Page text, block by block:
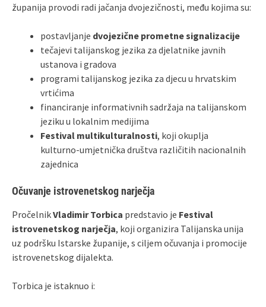
županija provodi radi jačanja dvojezičnosti, među kojima su:
postavljanje dvojezične prometne signalizacije
tečajevi talijanskog jezika za djelatnike javnih
ustanova i gradova
programi talijanskog jezika za djecu u hrvatskim
vrtićima
financiranje informativnih sadržaja na talijanskom
jeziku u lokalnim medijima
Festival multikulturalnosti, koji okuplja
kulturno‑umjetnička društva različitih nacionalnih
zajednica
Očuvanje istrovenetskog narječja
PročelnikVladimir Torbica predstavio je Festival
istrovenetskog narječja, koji organizira Talijanska unija
uz podršku Istarske županije, s ciljem očuvanja i promocije
istrovenetskog dijalekta.
Torbica je istaknuo i: